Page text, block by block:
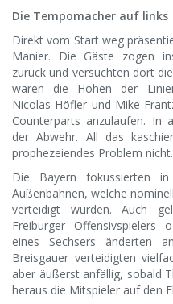
Die Tempomacher auf links
Direkt vom Start weg
Manier. Die Gäste zogen
zurück und versuchten dort
waren die Höhen der
Nicolas Höfler und Mike
Counterparts anzulaufen. In
der Abwehr. All das
prophezeiendes Problem nicht.
Die Bayern fokussierten
Außenbahnen, welche
verteidigt wurden. Auch
Freiburger Offensivspielers
eines Sechsers änderten
Breisgauer verteidigten
aber äußerst anfällig, sobald
heraus die Mitspieler auf den